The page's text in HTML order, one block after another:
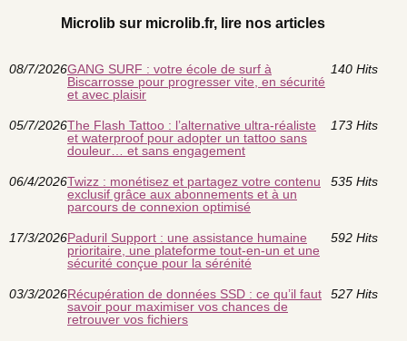
Microlib sur microlib.fr, lire nos articles
08/7/2026GANG SURF : votre école de surf à
Biscarrosse pour progresser vite, en sécurité
et avec plaisir
140 Hits
05/7/2026The Flash Tattoo : l’alternative ultra-réaliste
et waterproof pour adopter un tattoo sans
douleur… et sans engagement
173 Hits
06/4/2026Twizz : monétisez et partagez votre contenu
exclusif grâce aux abonnements et à un
parcours de connexion optimisé
535 Hits
17/3/2026Paduril Support : une assistance humaine
prioritaire, une plateforme tout-en-un et une
sécurité conçue pour la sérénité
592 Hits
03/3/2026Récupération de données SSD : ce qu’il faut
savoir pour maximiser vos chances de
retrouver vos fichiers
527 Hits